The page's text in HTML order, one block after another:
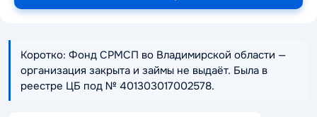
Коротко: Фонд СРМСП во Владимирской области —
организация закрыта и займы не выдаёт. Была в
реестре ЦБ под № 401303017002578.